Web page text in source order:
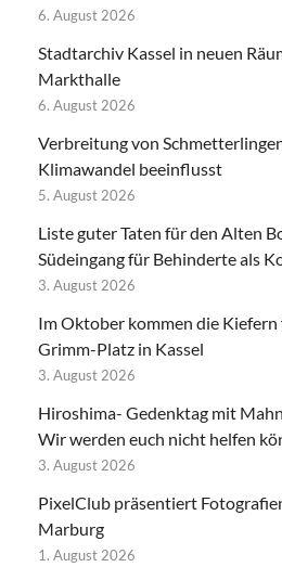
6. August 2026
Stadtarchiv Kassel in neuen
Markthalle
6. August 2026
Verbreitung von
Klimawandel beeinflusst
5. August 2026
Liste guter Taten für den Alten
Südeingang für Behinderte als
3. August 2026
Im Oktober kommen die
Grimm-Platz in Kassel
3. August 2026
Hiroshima- Gedenktag mit
Wir werden euch nicht helfen
3. August 2026
PixelClub präsentiert
Marburg
1. August 2026